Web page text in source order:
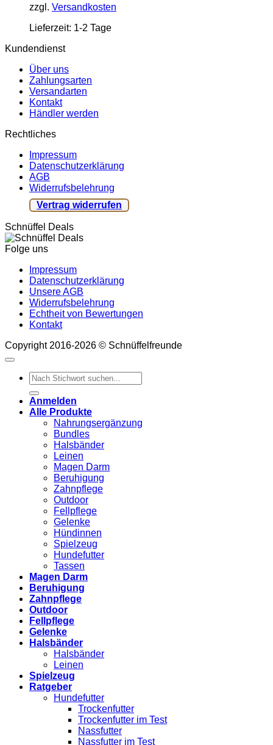
zzgl. Versandkosten
Lieferzeit: 1-2 Tage
Kundendienst
Über uns
Zahlungsarten
Versandarten
Kontakt
Händler werden
Rechtliches
Impressum
Datenschutzerklärung
AGB
Widerrufsbelehrung
Vertrag widerrufen
Schnüffel Deals
Folge uns
Impressum
Datenschutzerklärung
Unsere AGB
Widerrufsbelehrung
Echtheit von Bewertungen
Kontakt
Copyright 2016-2026 © Schnüffelfreunde
Suchen
nach:
Anmelden
Alle Produkte
Nahrungsergänzung
Bundles
Halsbänder
Leinen
Magen Darm
Beruhigung
Zahnpflege
Outdoor
Fellpflege
Gelenke
Hündinnen
Spielzeug
Hundefutter
Tassen
Magen Darm
Beruhigung
Zahnpflege
Outdoor
Fellpflege
Gelenke
Halsbänder
Halsbänder
Leinen
Spielzeug
Ratgeber
Hundefutter
Trockenfutter
Trockenfutter im Test
Nassfutter
Nassfutter im Test